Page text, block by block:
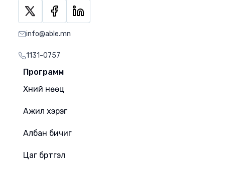
info@able.mn
1131-0757
Программ
Хүний нөөц
Ажил хэрэг
Албан бичиг
Цаг бүртгэл